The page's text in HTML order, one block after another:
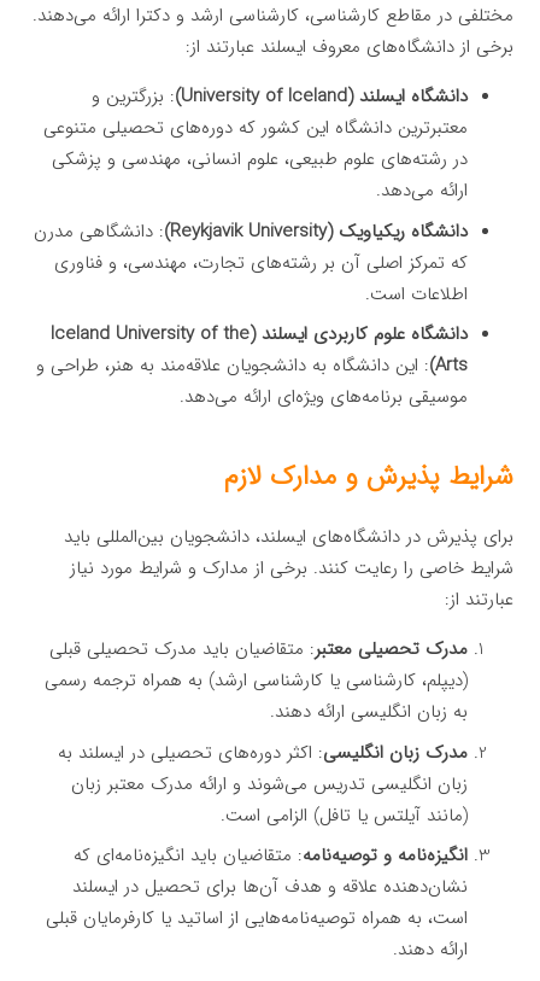
مختلفی در مقاطع کارشناسی، کارشناسی ارشد و دکترا ارائه می‌دهند.
برخی از دانشگاه‌های معروف ایسلند عبارتند از:
دانشگاه ایسلند (University of Iceland)
: بزرگترین و
معتبرترین دانشگاه این کشور که دوره‌های تحصیلی متنوعی
در رشته‌های علوم طبیعی، علوم انسانی، مهندسی و پزشکی
ارائه می‌دهد.
دانشگاه ریکیاویک (Reykjavik University)
: دانشگاهی مدرن
که تمرکز اصلی آن بر رشته‌های تجارت، مهندسی، و فناوری
اطلاعات است.
دانشگاه علوم کاربردی ایسلند (Iceland University of the
Arts) : این دانشگاه به دانشجویان علاقه‌مند به هنر، طراحی و
موسیقی برنامه‌های ویژه‌ای ارائه می‌دهد.
شرایط پذیرش و مدارک لازم
برای پذیرش در دانشگاه‌های ایسلند، دانشجویان بین‌المللی باید
شرایط خاصی را رعایت کنند. برخی از مدارک و شرایط مورد نیاز
عبارتند از:
مدرک تحصیلی معتبر: متقاضیان باید مدرک تحصیلی قبلی
(دیپلم، کارشناسی یا کارشناسی ارشد) به همراه ترجمه رسمی
به زبان انگلیسی ارائه دهند.
مدرک زبان انگلیسی: اکثر دوره‌های تحصیلی در ایسلند به
زبان انگلیسی تدریس می‌شوند و ارائه مدرک معتبر زبان
(مانند آیلتس یا تافل) الزامی است.
انگیزه‌نامه و توصیه‌نامه: متقاضیان باید انگیزه‌نامه‌ای که
نشان‌دهنده علاقه و هدف آن‌ها برای تحصیل در ایسلند
است، به همراه توصیه‌نامه‌هایی از اساتید یا کارفرمایان قبلی
ارائه دهند.